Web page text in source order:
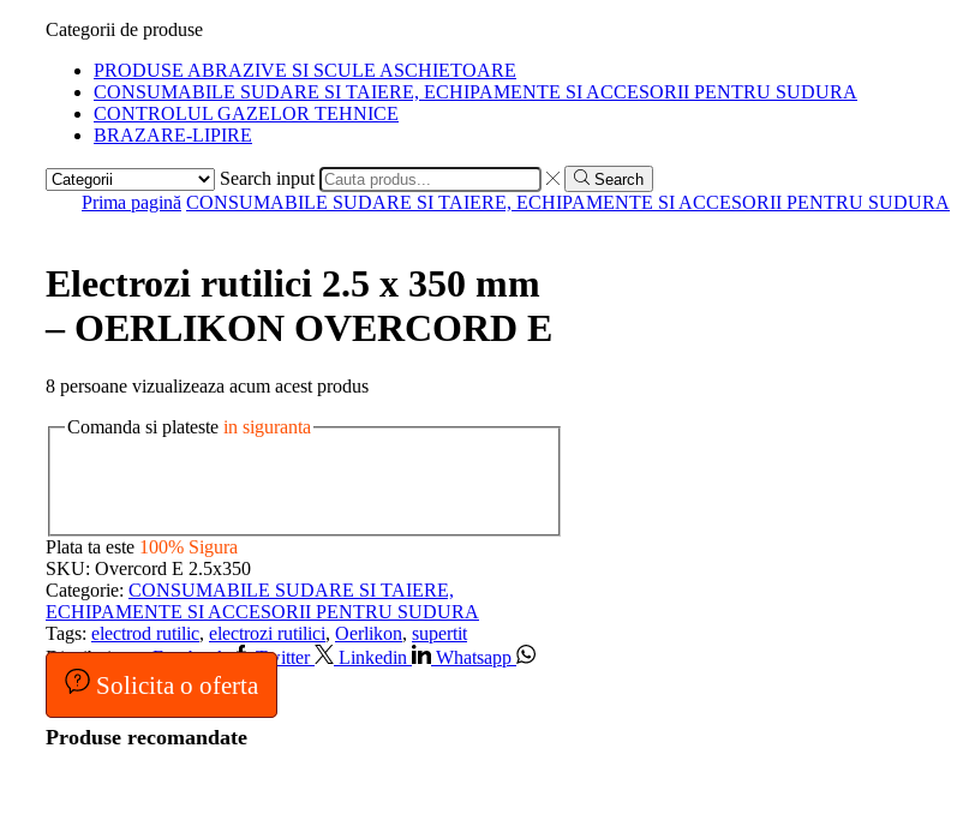
Categorii de produse
PRODUSE ABRAZIVE SI SCULE ASCHIETOARE
CONSUMABILE SUDARE SI TAIERE, ECHIPAMENTE SI ACCESORII PENTRU SUDURA
CONTROLUL GAZELOR TEHNICE
BRAZARE-LIPIRE
Search input Search
Prima pagină CONSUMABILE SUDARE SI TAIERE, ECHIPAMENTE SI ACCESORII PENTRU SUDURA
Electrozi rutilici 2.5 x 350 mm
– OERLIKON OVERCORD E
8 persoane vizualizeaza acum acest produs
Comanda si plateste in siguranta
Plata ta este 100% Sigura
SKU: Overcord E 2.5x350
Categorie: CONSUMABILE SUDARE SI TAIERE,
ECHIPAMENTE SI ACCESORII PENTRU SUDURA
Tags: electrod rutilic, electrozi rutilici, Oerlikon, supertit
Distribuie pe: Facebook Twitter Linkedin Whatsapp
Solicita o oferta
Produse recomandate